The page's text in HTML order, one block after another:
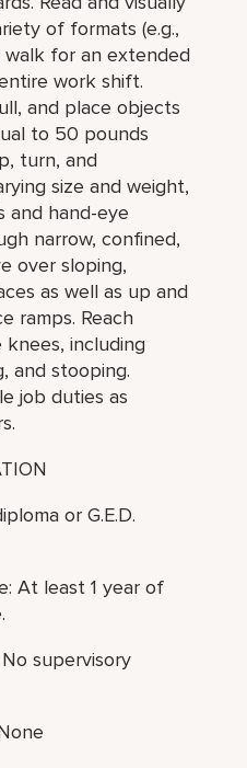
of formats (e.g.,
walk for an extended
work shift.
and place objects
to 50 pounds
turn, and
size and weight,
and hand-eye
narrow, confined,
over sloping,
as well as up and
ramps. Reach
including
and stooping.
job duties as
or G.E.D.
At least 1 year of
supervisory